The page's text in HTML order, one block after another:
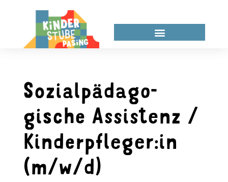
Sozial­pädago­
gische Assistenz /
Kinder­pfleger:in
(m/w/d)